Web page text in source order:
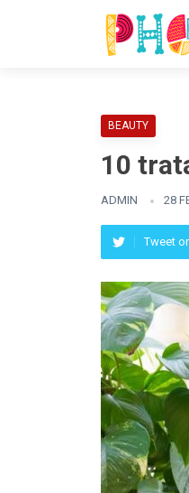
BEAUTY
10
ADMIN 28
Tweet